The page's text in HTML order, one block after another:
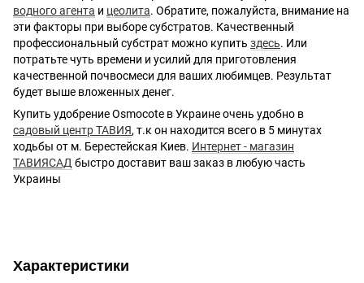
водного агента и цеолита. Обратите, пожалуйста, внимание на
эти факторы при выборе субстратов. Качественный
профессиональный субстрат можно купить здесь. Или
потратьте чуть времени и усилий для приготовления
качественной почвосмеси для ваших любимцев. Результат
будет выше вложенных денег.
Купить удобрение Osmocote в Украине очень удобно в
садовый центр ТАВИЯ, т.к он находится всего в 5 минутах
ходьбы от м. Берестейская Киев. Интернет - магазин
ТАВИЯСАД быстро доставит ваш заказ в любую часть
Украины
Характеристики